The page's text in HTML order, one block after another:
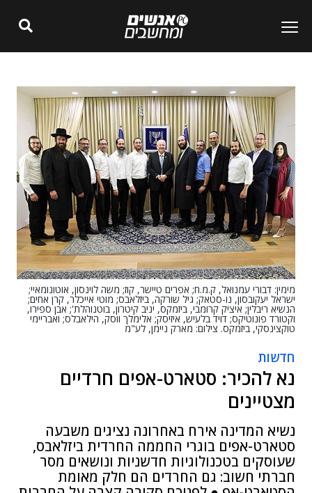
מימין: דבורי עמנואל, ק.מ.ח; אפרים טיישר, קוז; משה לוינסון, אוטונומאיי;
ישראל יעקובסון, נו-סטאק; גיל שורקה, ביזלאבס; מוטי אייכלר, קרן אחים;
הנשיא ריבלין; איציק קרומבי, ביזמקס, יניב קיטרון, בוטנוהלת'; אבן ספירו,
וקטורד פונוטיקס; דויד בלעיש, איזיסק; אלימלך ווסק, הילאבלס; ואבריימי
טוקצינסקי, ביזמקס. צילום: מארק ניימן, לע"מ
חדשות
נא להכיר: סטארט-אפים חרדיים
מצטיינים
נשיא המדינה אירח באחרונה נציגים משבעה
סטארט-אפים בוגרי החממה החרדית ביזלאבס,
שעוסקים בטכנולוגיות חדשניות ונושאים מסר
חברתי חשוב: גם החרדים הם חלק מאומת